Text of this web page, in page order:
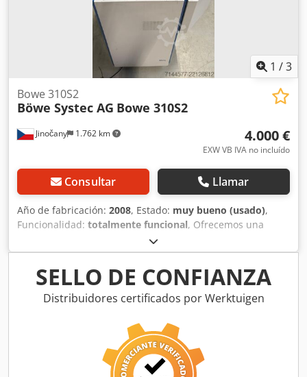
1 /3
Jinočany 1.762 km
Bowe 310S2
Böwe Systec AG Bowe 310S2
4.000 €
EXW VB IVA no incluído
Consultar Llamar
Año de fabricación: 2008, Estado: muy bueno (usado),
Funcionalidad: totalmente funcional, Ofrecemos una
cortadora Bowe 310S2 totalmente funcional y en muy buen
estado. Fabricante: Böwe Systec GmbH Modelo: Bowe
310S2 Año de fabricación: 2008 Estado: muy bueno Precio:
4.000 EUR, IVA incluido Crodpfezdkh Rox Aaxjf • Lectura:
códigos de barras y OMR • Estado: funcional, probada a
necesita más información, no dude en ponerse en
SELLO DE CONFIANZA
Distribuidores certificados por Werktuigen